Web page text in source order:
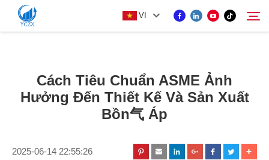
VI
SẢN PHẨM
TIN TỨC
Tìm kiếm
Cách Tiêu Chuẩn ASME Ảnh
Hưởng Đến Thiết Kế Và Sản Xuất
Bồn气 Áp
2025-06-14 22:55:26